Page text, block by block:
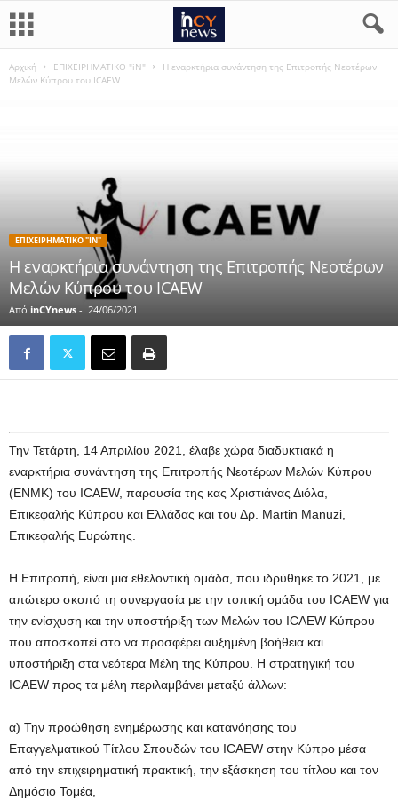
Αρχική ΕΠΙΧΕΙΡΗΜΑΤΙΚΟ "iN"
Η εναρκτήρια συνάντηση της Επιτροπής Νεοτέρων
Μελών Κύπρου του ICAEW
ΕΠΙΧΕΙΡΗΜΑΤΙΚΟ "IN"
Η εναρκτήρια συνάντηση της Επιτροπής Νεοτέρων
Μελών Κύπρου του ICAEW
Από inCYnews - 24/06/2021
Την Τετάρτη, 14 Απριλίου 2021, έλαβε χώρα διαδυκτιακά η
εναρκτήρια συνάντηση της Επιτροπής Νεοτέρων Μελών Κύπρου
(ΕΝΜΚ) του ICAEW, παρουσία της κας Χριστιάνας Διόλα,
Επικεφαλής Κύπρου και Ελλάδας και του Δρ. Martin Manuzi,
Επικεφαλής Ευρώπης.
Η Επιτροπή, είναι μια εθελοντική ομάδα, που ιδρύθηκε το 2021, με
απώτερο σκοπό τη συνεργασία με την τοπική ομάδα του ICAEW για
την ενίσχυση και την υποστήριξη των Μελών του ICAEW Κύπρου
που αποσκοπεί στο να προσφέρει αυξημένη βοήθεια και
υποστήριξη στα νεότερα Μέλη της Κύπρου. Η στρατηγική του
ICAEW προς τα μέλη περιλαμβάνει μεταξύ άλλων:
α) Την προώθηση ενημέρωσης και κατανόησης του
Επαγγελματικού Τίτλου Σπουδών του ICAEW στην Κύπρο μέσα
από την επιχειρηματική πρακτική, την εξάσκηση του τίτλου και τον
Δημόσιο Τομέα,